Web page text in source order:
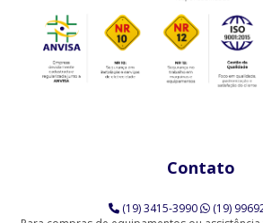
Agitador Magnético Analógico com
Agitador Magnético Analógico com
91/10)
Agitador Magnético Analógico com
Contato
(19) 3415-3990
(19)